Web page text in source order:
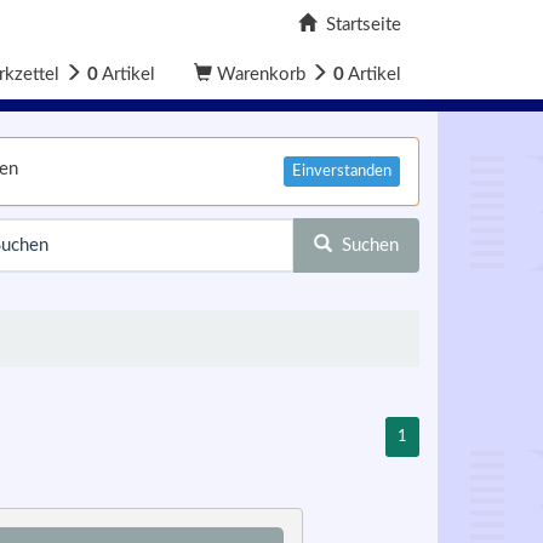
Startseite
0 Artikel Warenkorb 0 Artikel
Einverstanden
Suchen
1